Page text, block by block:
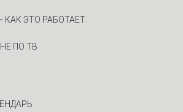
КАК ЭТО РАБОТАЕТ
ПО ТВ